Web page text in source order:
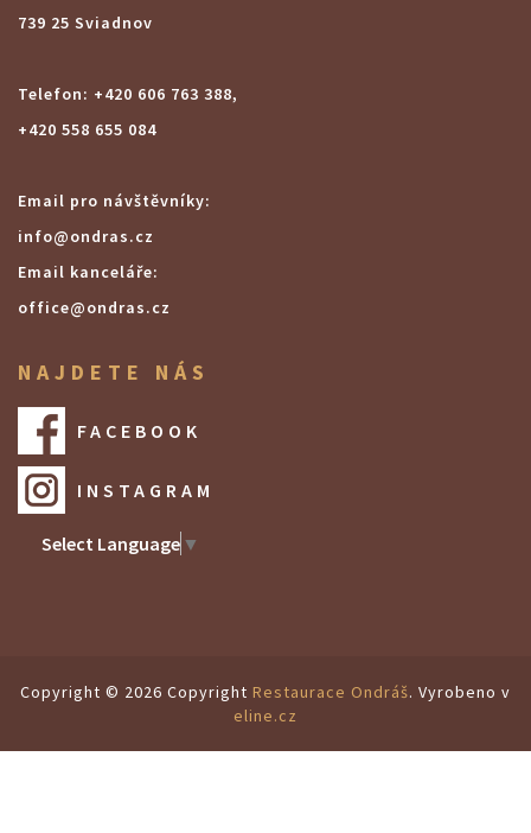
739 25 Sviadnov
Telefon: +420 606 763 388,
+420 558 655 084
Email pro návštěvníky:
info@ondras.cz
Email kanceláře:
office@ondras.cz
NAJDETE NÁS
FACEBOOK
INSTAGRAM
Select Language ▼
Copyright © 2026 Copyright Restaurace Ondráš. Vyrobeno v
eline.cz